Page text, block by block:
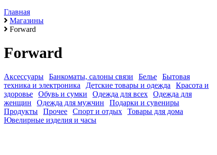
Главная
Магазины
Forward
Forward
Аксессуары Банкоматы, салоны связи Белье
Бытовая
техника и электроника
Детские товары и одежда
Красота и
здоровье
Обувь и сумки Одежда для всех
Одежда для
женщин
Одежда для мужчин Подарки и сувениры
Продукты
Прочее Спорт и отдых Товары для дома
Ювелирные изделия и часы